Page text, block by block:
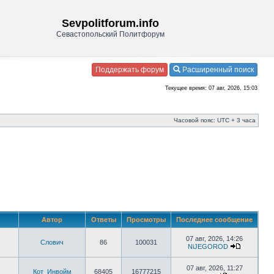
Sevpolitforum.info
Севастопольский Политфорум
Поддержать форум Расширенный поиск
Текущее время: 07 авг, 2026, 15:03
Часовой пояс: UTC + 3 часа
Автор Ответы Просмотры Последнее сообщение
Слович 86 100031
07 авг, 2026, 14:26
NiJEGOROD
Кот_Инвойм 68405 16777215
07 авг, 2026, 11:27